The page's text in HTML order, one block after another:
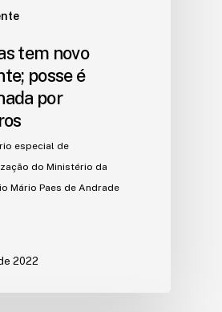
tem novo
posse é
por
especial de
do Ministério da
Mário Paes de Andrade
2022